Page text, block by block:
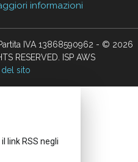
informazioni
IVA 13868590962 - © 2026
RESERVED. ISP AWS
del sito
link RSS negli